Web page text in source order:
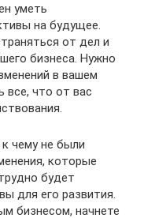
уметь
на будущее.
от дел и
бизнеса. Нужно
в вашем
все, что от вас
чему не были
которые
будет
для его развития.
бизнесом, начнете